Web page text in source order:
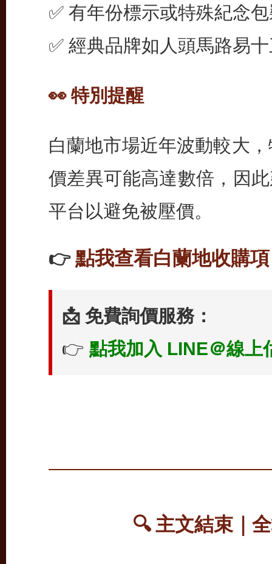
✅ 有年份標示或特殊紀念
✅ 經典品牌如人頭馬路易
👀 特別提醒
白蘭地市場近年波動較大
價差異可能高達數倍，因
平台以避免被壓價。
👉點我查看白蘭地收購
📩 免費詢價服務：
👉 點我加入 LINE＠線上
🔍 主文結束｜